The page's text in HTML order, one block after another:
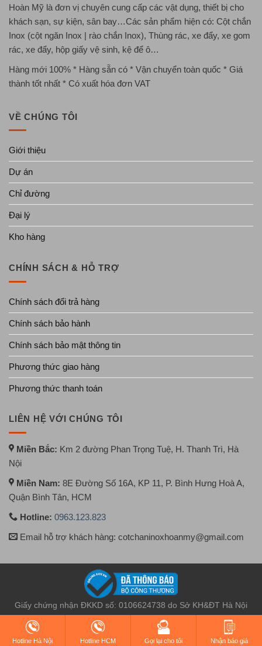
Hotline Hà Nội Hotline HCM Gọi lại cho tôi Nhận báo giá
Hoàn Mỹ là đơn vị chuyên cung cấp các vật dụng, thiết bị cho
khách sạn, sự kiện, sân bay…Các sản phẩm hiện có: Cột chắn
Inox (cột ngăn Inox | rào chắn Inox), Thùng rác, xe đẩy, xe gom
rác, xe đẩy, hộp giấy vệ sinh, kệ để ô…
Hàng mới 100% * Hàng sẵn có * Vận chuyển toàn quốc * Giá
thành tốt nhất * Có xuất hóa đơn VAT
VỀ CHÚNG TÔI
Giới thiệu
Dự án
Chỉ đường
Đại lý
Kho hàng
CHÍNH SÁCH & HỖ TRỢ
Chính sách đổi trả hàng
Chính sách bảo hành
Chính sách bảo mật thông tin
Phương thức giao hàng
Phương thức thanh toán
LIÊN HỆ VỚI CHÚNG TÔI
Miền Bắc: Km 2 đường Phan Trọng Tuệ, H. Thanh Trì, Hà
Nội
Miền Nam: 8E Đường Số 16A, KP 11, P. Bình Hưng Hoà A,
Quận Bình Tân, HCM
Hotline: 0963.123.823
Email hỗ trợ khách hàng: cotchaninoxhoanmy@gmail.com
Giấy chứng nhận ĐKKD số: 0106624738 do Sở KH&ĐT Hà Nội
cấp ngày 25/08/2014
Người đại diện: Nguyễn Văn Tuấn